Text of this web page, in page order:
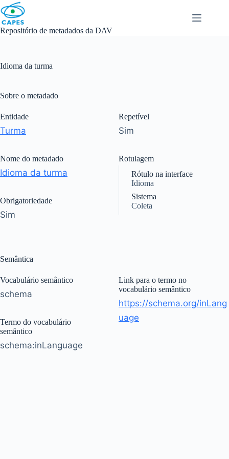
Skip
to
content
Repositório de metadados da DAV
Idioma da turma
Sobre o metadado
Entidade
Turma
Nome do metadado
Idioma da turma
Obrigatoriedade
Sim
Repetível
Sim
Rotulagem
Rótulo na interface
Idioma
Sistema
Coleta
Semântica
Vocabulário semântico
schema
Termo do vocabulário
semântico
schema:inLanguage
Link para o termo no
vocabulário semântico
https://schema.org/inLang
uage